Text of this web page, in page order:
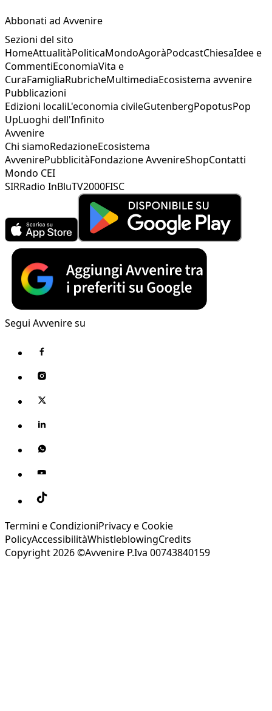
Abbonati ad Avvenire
Sezioni del sito
HomeAttualitàPoliticaMondoAgoràPodcastChiesaIdee e
CommentiEconomiaVita e
CuraFamigliaRubricheMultimediaEcosistema avvenire
Pubblicazioni
Edizioni localiL'economia civileGutenbergPopotusPop
UpLuoghi dell'Infinito
Avvenire
Chi siamoRedazioneEcosistema
AvvenirePubblicitàFondazione AvvenireShopContatti
Mondo CEI
SIRRadio InBluTV2000FISC
Segui Avvenire su
Termini e CondizioniPrivacy e Cookie
PolicyAccessibilitàWhistleblowingCredits
Copyright 2026 ©Avvenire P.Iva 00743840159